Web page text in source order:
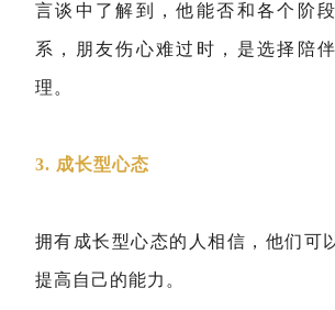
言谈中了解到，他能否和各个阶
系，朋友伤心难过时，是选择陪
理。
3. 成长型心态
拥有成长型心态的人相信，他们可
提高自己的能力。